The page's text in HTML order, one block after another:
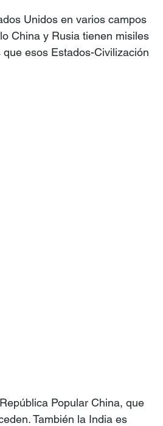
Unidos en varios campos
China y Rusia tienen misiles
esos Estados-Civilización
Popular China, que
También la India es